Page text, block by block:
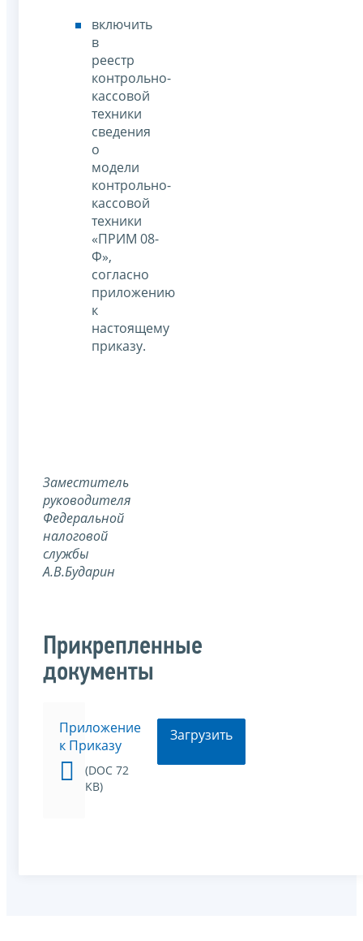
включить
в
реестр
контрольно-
кассовой
техники
сведения
о
модели
контрольно-
кассовой
техники
«ПРИМ 08-
Ф»,
согласно
приложению
к
настоящему
приказу.
Заместитель
руководителя
Федеральной
налоговой
службы
А.В.Бударин
Прикрепленные
документы
Приложение
к Приказу
(DOC 72
KB)
Загрузить